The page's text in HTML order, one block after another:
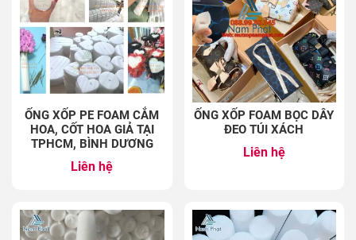
ỐNG XỐP PE FOAM CẮM
HOA, CỐT HOA GIẢ TẠI
TPHCM, BÌNH DƯƠNG
Liên hệ
ỐNG XỐP FOAM BỌC DÂY
ĐEO TÚI XÁCH
Liên hệ